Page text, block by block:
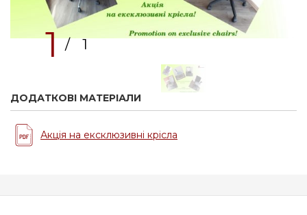
1 / 1
ДОДАТКОВІ МАТЕРІАЛИ
Акція на ексклюзивні крісла